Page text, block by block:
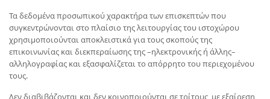
Τα δεδομένα προσωπικού χαρακτήρα των επισκεπτών που
συγκεντρώνονται στο πλαίσιο της λειτουργίας του ιστοχώρου
χρησιμοποιούνται αποκλειστικά για τους σκοπούς της
επικοινωνίας και διεκπεραίωσης της –ηλεκτρονικής ή άλλης–
αλληλογραφίας και εξασφαλίζεται το απόρρητο του περιεχομένου
τους.
Δεν διαβιβάζονται και δεν κοινοποιούνται σε τρίτους, με εξαίρεση